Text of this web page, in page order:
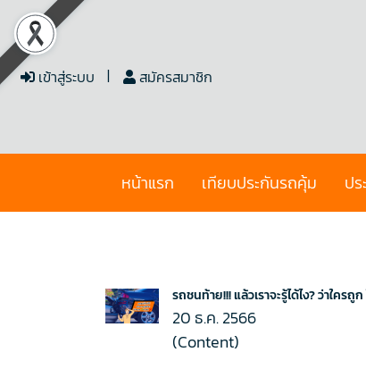
เข้าสู่ระบบ สมัครสมาชิก
หน้าแรก เทียบประกันรถคุ้ม ป
รถชนท้าย!!! แล้วเราจะรู้ได้ไง? ว่าใครถู
20 ธ.ค. 2566
(Content)